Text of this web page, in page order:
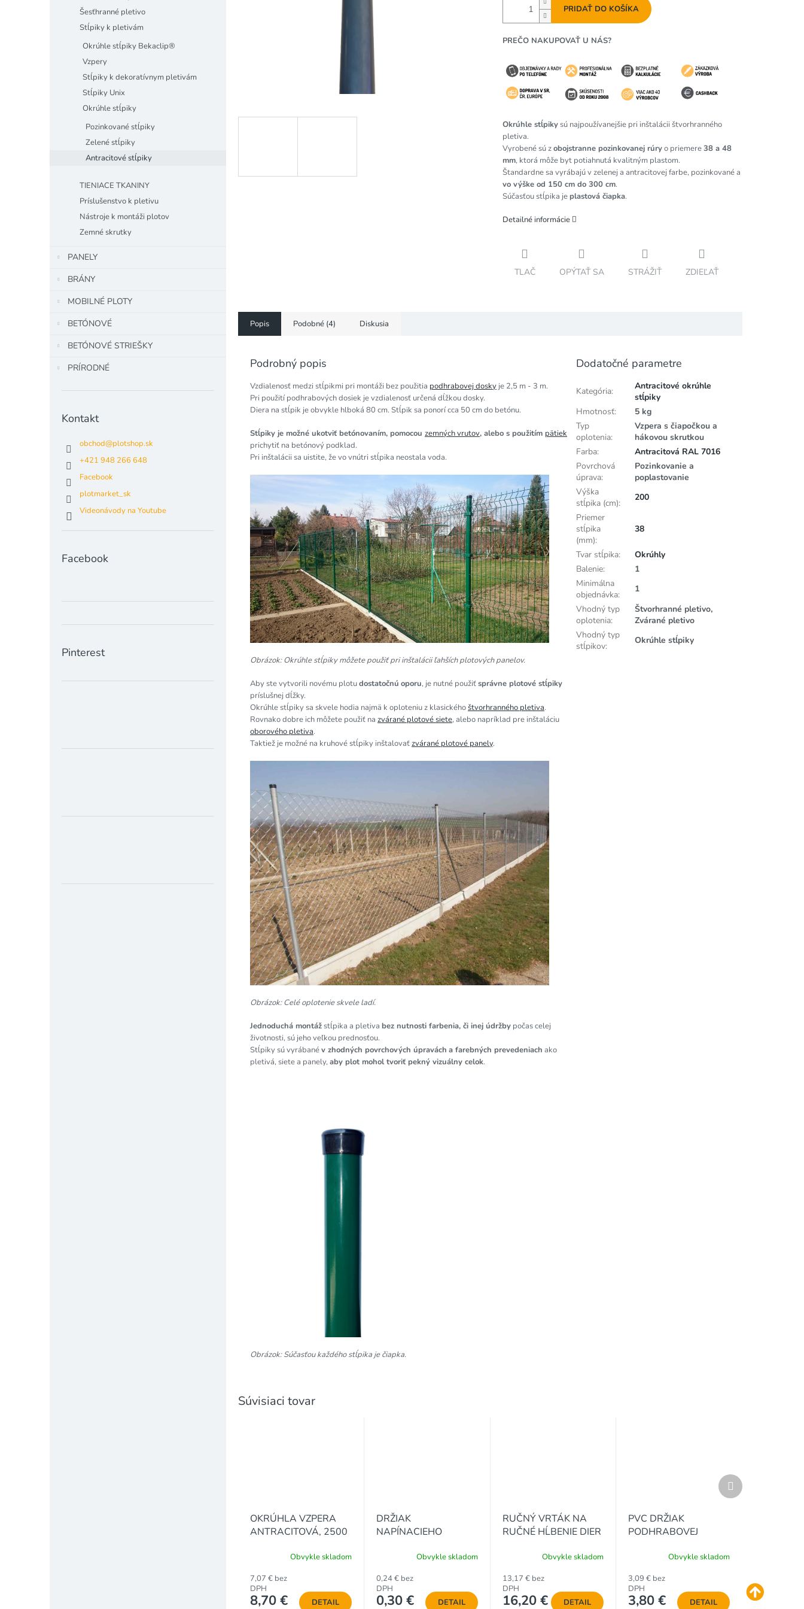
Šesťhranné pletivo
Stĺpiky k pletivám
Okrúhle stĺpiky Bekaclip®
Vzpery
Stĺpiky k dekoratívnym pletivám
Stĺpiky Unix
Okrúhle stĺpiky
Pozinkované stĺpiky
Zelené stĺpiky
Antracitové stĺpiky
TIENIACE TKANINY
Príslušenstvo k pletivu
Nástroje k montáži plotov
Zemné skrutky
PANELY
BRÁNY
MOBILNÉ PLOTY
BETÓNOVÉ
BETÓNOVÉ STRIEŠKY
PRÍRODNÉ
Kontakt
obchod@plotshop.sk
+421 948 266 648
Facebook
plotmarket_sk
Videonávody na Youtube
Facebook
Pinterest
PRIDAŤ DO KOŠÍKA
PREČO NAKUPOVAŤ U NÁS?
Okrúhle stĺpikysú najpoužívanejšie pri inštalácii štvorhranného
pletiva.
Vyrobené sú zobojstranne pozinkovanej rúryo priemere38 a 48
mm, ktorá môže byt potiahnutá kvalitným plastom.
Štandardne sa vyrábajú v zelenej a antracitovej farbe, pozinkované a
vo výške od 150 cm do 300 cm.
Súčasťou stĺpika jeplastová čiapka.
Detailné informácie
TLAČ OPÝTAŤ SA STRÁŽIŤ ZDIEĽAŤ
Popis Podobné (4) Diskusia
Podrobný popis
Vzdialenosť medzi stĺpikmi pri montáži bez použitia podhrabovej dosky je 2,5 m - 3 m.
Pri použití podhrabových dosiek je vzdialenosť určená dĺžkou dosky.
Diera na stĺpik je obvykle hlboká 80 cm. Stĺpik sa ponorí cca 50 cm do betónu.
Stĺpiky je možné ukotviť betónovaním, pomocou zemných vrutov, alebo s použitím pätiek
prichytiť na betónový podklad.
Pri inštalácii sa uistite, že vo vnútri stĺpika neostala voda.
Obrázok: Okrúhle stĺpiky môžete použiť pri inštalácii ľahších plotových panelov.
Aby ste vytvorili novému plotudostatočnú oporu, je nutné použiťsprávne plotové stĺpiky
príslušnej dĺžky.
Okrúhle stĺpiky sa skvele hodia najmä k oploteniu z klasickéhoštvorhranného pletiva.
Rovnako dobre ich môžete použiť na zvárané plotové siete, alebo napríklad pre inštaláciu
oborového pletiva.
Taktiež je možné na kruhové stĺpiky inštalovaťzvárané plotové panely.
Obrázok: Celé oplotenie skvele ladí.
Jednoduchá montážstĺpika a pletiva bez nutnosti farbenia, či inej údržby počas celej
životnosti, sú jeho veľkou prednosťou.
Stĺpiky sú vyrábanév zhodných povrchových úpravách a farebných prevedeniach ako
pletivá, siete a panely,aby plot mohol tvoriť pekný vizuálny celok.
Obrázok: Súčasťou každého stĺpika je čiapka.
Dodatočné parametre
Kategória:
Antracitové okrúhle
stĺpiky
Hmotnosť:
5 kg
Typ
oplotenia:
Vzpera s čiapočkou a
hákovou skrutkou
Farba:
Antracitová RAL 7016
Povrchová
úprava:
Pozinkovanie a
poplastovanie
Výška
stĺpika (cm):
200
Priemer
stĺpika
(mm):
38
Tvar stĺpika:
Okrúhly
Balenie:
1
Minimálna
objednávka:
1
Vhodný typ
oplotenia:
Štvorhranné pletivo,
Zvárané pletivo
Vhodný typ
stĺpikov:
Okrúhle stĺpiky
Súvisiaci tovar
OKRÚHLA VZPERA
ANTRACITOVÁ, 2500
Obvykle skladom
7,07 € bez
DPH
8,70 € DETAIL
DRŽIAK
NAPÍNACIEHO
STĹPIKY, ČIERNY
Obvykle skladom
0,24 € bez
DPH
0,30 € DETAIL
RUČNÝ VRTÁK NA
RUČNÉ HĹBENIE DIER
Obvykle skladom
13,17 € bez
DPH
16,20 € DETAIL
PVC DRŽIAK
PODHRABOVEJ
PRE STĹPIKY 48 a 50
cm
Obvykle skladom
3,09 € bez
DPH
3,80 € DETAIL
Ďalší
produkt